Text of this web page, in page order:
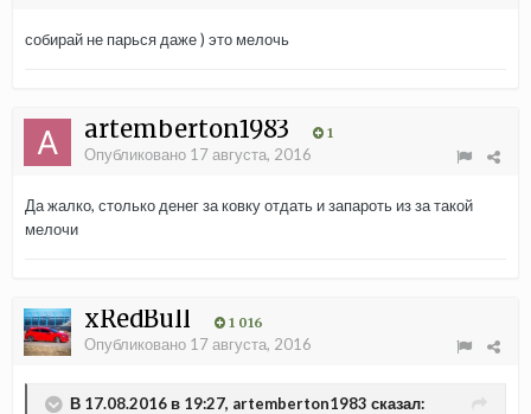
собирай не парься даже ) это мелочь
artemberton1983 1
Опубликовано 17 августа, 2016
Да жалко, столько денег за ковку отдать и запароть из за такой
мелочи
xRedBull 1 016
Опубликовано 17 августа, 2016
В 17.08.2016 в 19:27, artemberton1983 сказал: